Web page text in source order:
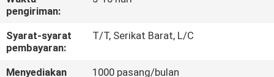
HUBUNGI
KAMI
pengiriman:
Syarat-syarat
pembayaran:
T/T, Serikat Barat, L/C
Menyediakan
1000 pasang/bulan